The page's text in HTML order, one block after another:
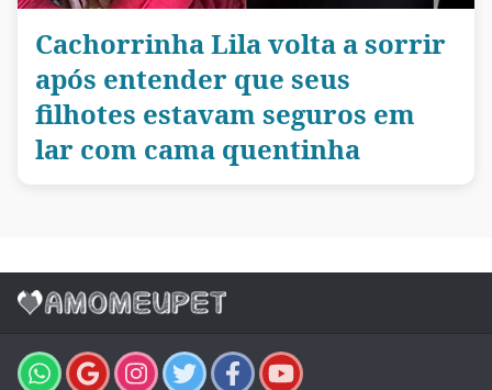
Cachorrinha Lila volta a sorrir
após entender que seus
filhotes estavam seguros em
lar com cama quentinha